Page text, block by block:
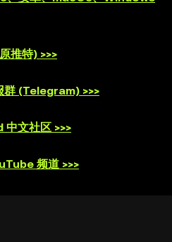
推特) >>>
(Telegram) >>>
文社区 >>>
频道 >>>